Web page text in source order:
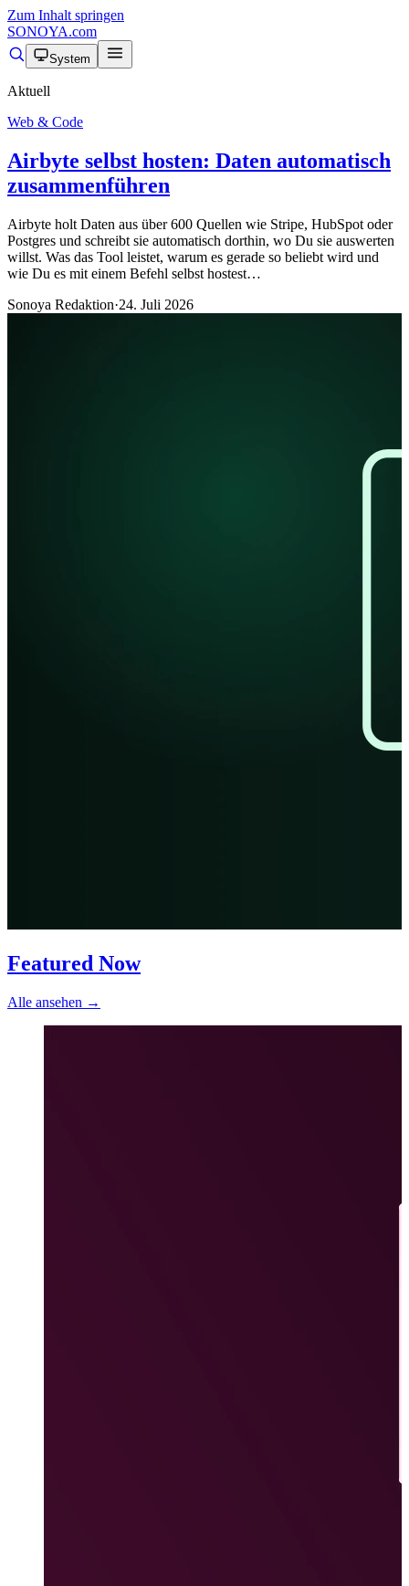
Zum Inhalt springen
SONOYA.com
System
Aktuell
Web & Code
Airbyte selbst hosten: Daten automatisch
zusammenführen
Airbyte holt Daten aus über 600 Quellen wie Stripe, HubSpot oder
Postgres und schreibt sie automatisch dorthin, wo Du sie auswerten
willst. Was das Tool leistet, warum es gerade so beliebt wird und
wie Du es mit einem Befehl selbst hostest…
Sonoya Redaktion·24. Juli 2026
Featured Now
Alle ansehen →